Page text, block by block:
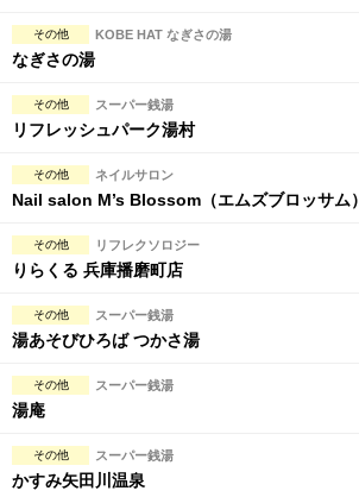
その他 KOBE HAT なぎさの湯
なぎさの湯
その他 スーパー銭湯
リフレッシュパーク湯村
その他 ネイルサロン
Nail salon M’s Blossom（エムズブロッサム）
その他 リフレクソロジー
りらくる 兵庫播磨町店
その他 スーパー銭湯
湯あそびひろば つかさ湯
その他 スーパー銭湯
湯庵
その他 スーパー銭湯
かすみ矢田川温泉